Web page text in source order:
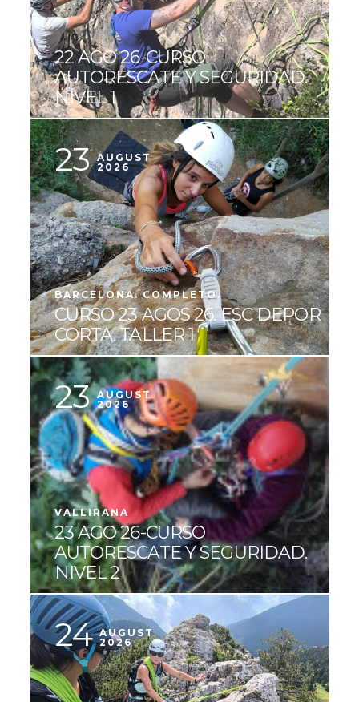
22 AGO 26-CURSO
AUTORESCATE Y SEGURIDAD.
NIVEL 1
23
AUGUST
2026
BARCELONA. COMPLETO.
CURSO 23 AGOS 26. ESC DEPOR
CORTA. TALLER 1
23
AUGUST
2026
VALLIRANA
23 AGO 26-CURSO
AUTORESCATE Y SEGURIDAD.
NIVEL 2
24
AUGUST
2026